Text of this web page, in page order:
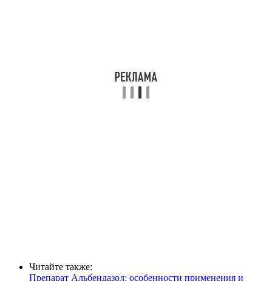
Читайте также:
Препарат Альбендазол: особенности применения и